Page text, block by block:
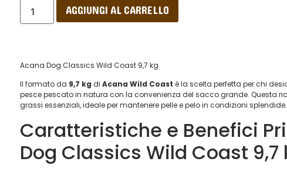
AGGIUNGI AL CARRELLO
Acana Dog Classics Wild Coast 9,7 kg
Il formato da 9,7 kg di Acana Wild Coast è la scelta perfetta per chi
pesce pescato in natura con la convenienza del sacco grande. Questa
grassi essenziali, ideale per mantenere pelle e pelo in condizioni splendide.
Caratteristiche e Benefici
Dog Classics Wild Coast 9,7